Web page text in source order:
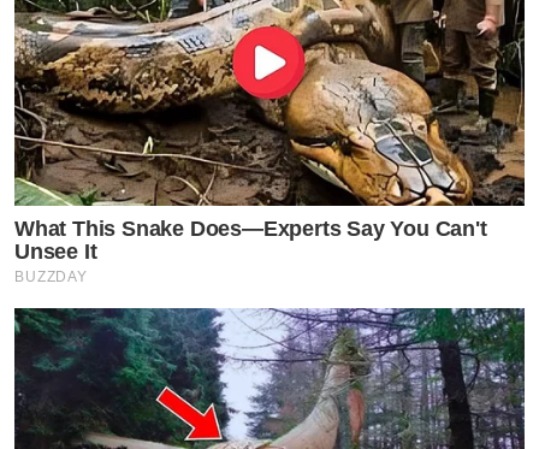
What This Snake Does—Experts Say You Can't
Unsee It
BUZZDAY